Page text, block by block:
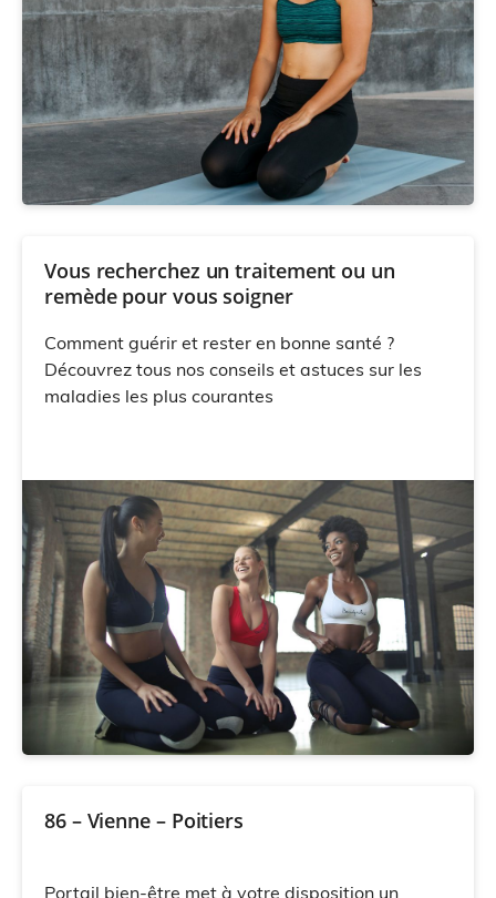
Vous recherchez un traitement ou un
remède pour vous soigner
Comment guérir et rester en bonne santé ?
Découvrez tous nos conseils et astuces sur les
maladies les plus courantes
86 – Vienne – Poitiers
Portail bien-être met à votre disposition un